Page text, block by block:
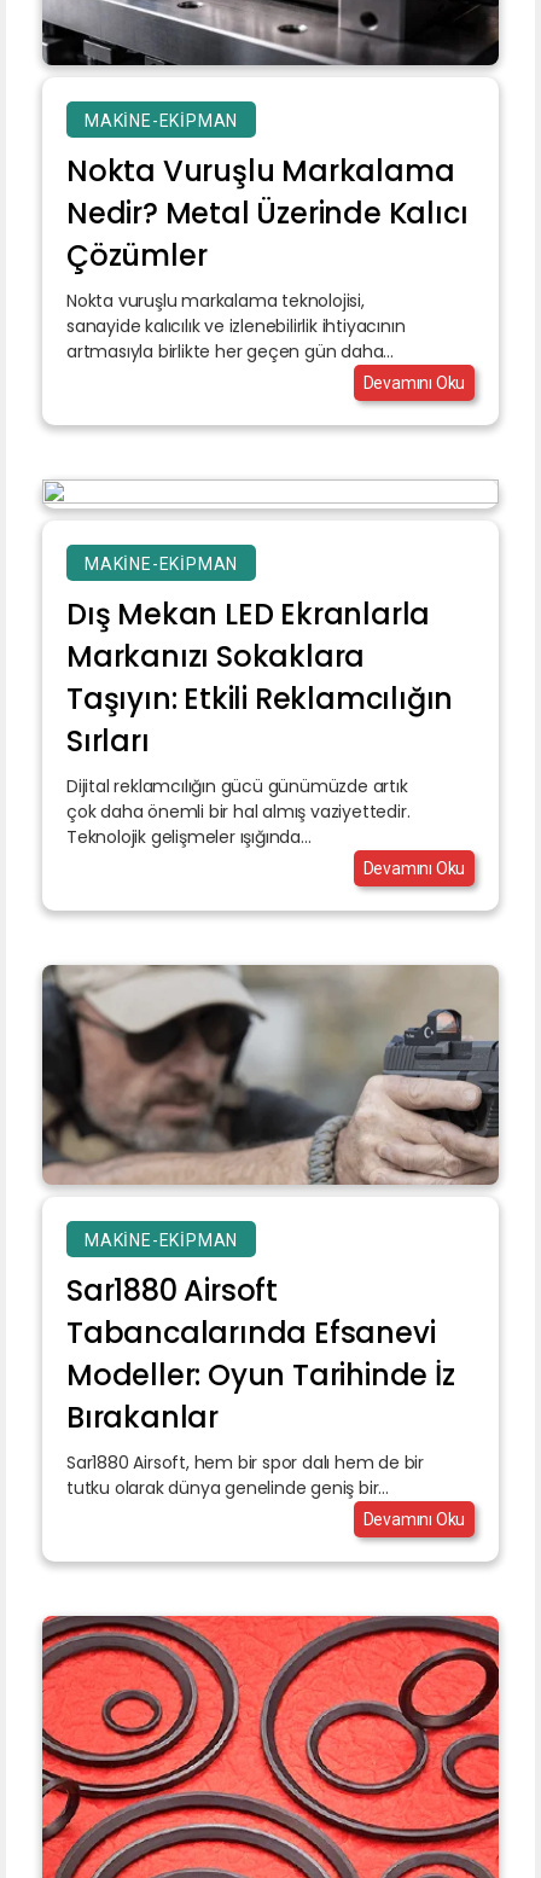
MAKINE-EKIPMAN
Nokta Vuruşlu Markalama
Nedir? Metal Üzerinde Kalıcı
Çözümler
Nokta vuruşlu markalama teknolojisi,
sanayide kalıcılık ve izlenebilirlik ihtiyacının
artmasıyla birlikte her geçen gün daha...
Devamını Oku
MAKINE-EKIPMAN
Dış Mekan LED Ekranlarla
Markanızı Sokaklara
Taşıyın: Etkili Reklamcılığın
Sırları
Dijital reklamcılığın gücü günümüzde artık
çok daha önemli bir hal almış vaziyettedir.
Teknolojik gelişmeler ışığında...
Devamını Oku
MAKINE-EKIPMAN
Sar1880 Airsoft
Tabancalarında Efsanevi
Modeller: Oyun Tarihinde İz
Bırakanlar
Sar1880 Airsoft, hem bir spor dalı hem de bir
tutku olarak dünya genelinde geniş bir...
Devamını Oku